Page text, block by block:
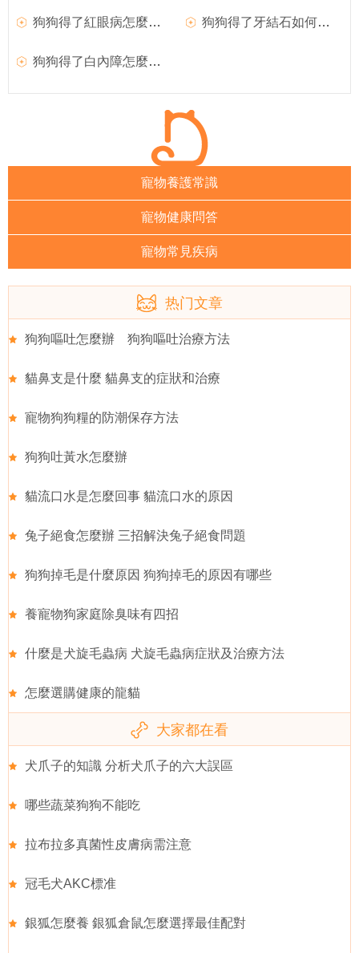
狗狗得了紅眼病怎麼治療？ 狗狗得了牙結石如何治療？
狗狗得了白內障怎麼辦？如何治療？
寵物養護常識
寵物健康問答
寵物常見疾病
热门文章
狗狗嘔吐怎麼辦 狗狗嘔吐治療方法
貓鼻支是什麼 貓鼻支的症狀和治療
寵物狗狗糧的防潮保存方法
狗狗吐黃水怎麼辦
貓流口水是怎麼回事 貓流口水的原因
兔子絕食怎麼辦 三招解決兔子絕食問題
狗狗掉毛是什麼原因 狗狗掉毛的原因有哪些
養寵物狗家庭除臭味有四招
什麼是犬旋毛蟲病 犬旋毛蟲病症狀及治療方法
怎麼選購健康的龍貓
大家都在看
犬爪子的知識 分析犬爪子的六大誤區
哪些蔬菜狗狗不能吃
拉布拉多真菌性皮膚病需注意
冠毛犬AKC標准
銀狐怎麼養 銀狐倉鼠怎麼選擇最佳配對